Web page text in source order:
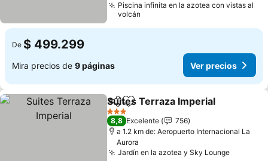
Piscina infinita en la azotea con vistas al
volcán
De $ 499.299
Mira precios de 9 páginas Ver precios
CompartirAgregar a favoritos
Suites Terraza Imperial
3 Estrellas
8,8 Excelente
756
a 1.2 km de: Aeropuerto Internacional La
Aurora
Jardín en la azotea y Sky LoungeVer